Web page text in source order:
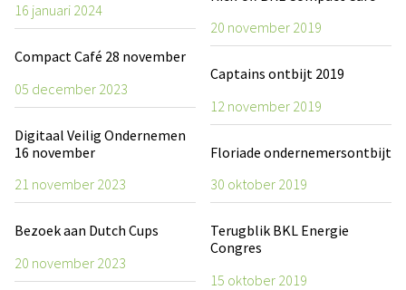
16 januari 2024
Compact Café 28 november
05 december 2023
Digitaal Veilig Ondernemen
16 november
21 november 2023
Bezoek aan Dutch Cups
20 november 2023
20 november 2019
Captains ontbijt 2019
12 november 2019
Floriade ondernemersontbijt
30 oktober 2019
Terugblik BKL Energie
Congres
15 oktober 2019